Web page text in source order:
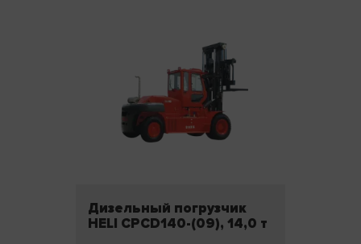
Дизельный погрузчик
HELI CPCD140-(09), 14,0 т